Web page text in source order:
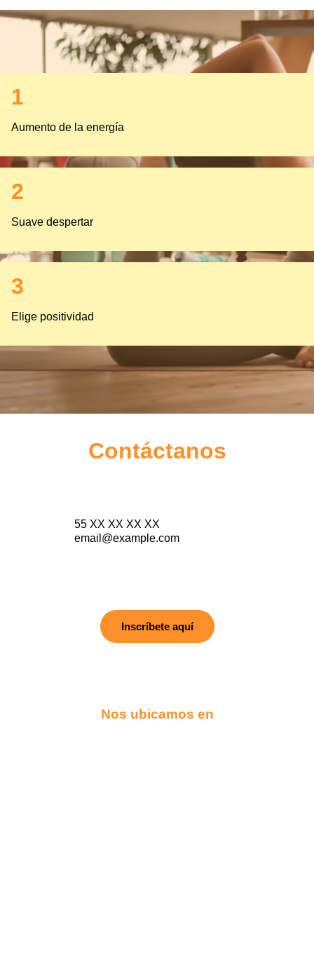
1
Aumento de la energía
2
Suave despertar
3
Elige positividad
Contáctanos
55 XX XX XX XX
email@example.com
Inscríbete aquí
Nos ubicamos en